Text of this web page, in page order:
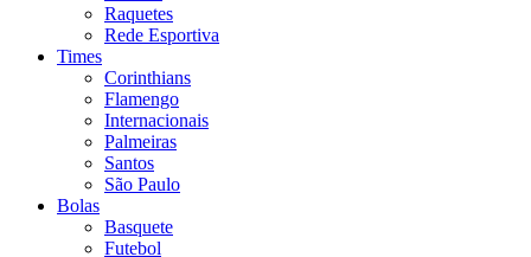
Raquetes
Rede Esportiva
Times
Corinthians
Flamengo
Internacionais
Palmeiras
Santos
São Paulo
Bolas
Basquete
Futebol